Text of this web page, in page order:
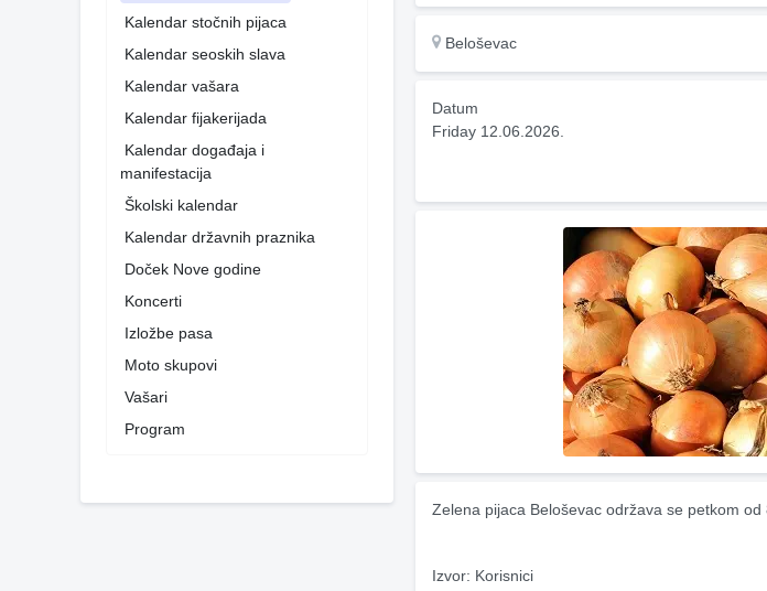
Kalendar stočnih pijaca
Kalendar seoskih slava
Kalendar vašara
Kalendar fijakerijada
Kalendar događaja i
manifestacija
Školski kalendar
Kalendar državnih praznika
Doček Nove godine
Koncerti
Izložbe pasa
Moto skupovi
Vašari
Program
Beloševac
Datum
Friday 12.06.2026.
Zelena pijaca Beloševac održava se petkom od
Izvor: Korisnici